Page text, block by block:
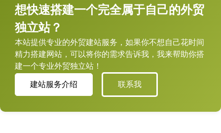
想快速搭建一个完全属于自己的外贸
独立站？
本站提供专业的外贸建站服务，如果你不想自己花时间
精力搭建网站，可以将你的需求告诉我，我来帮助你搭
建一个专业外贸独立站！
建站服务介绍 联系我